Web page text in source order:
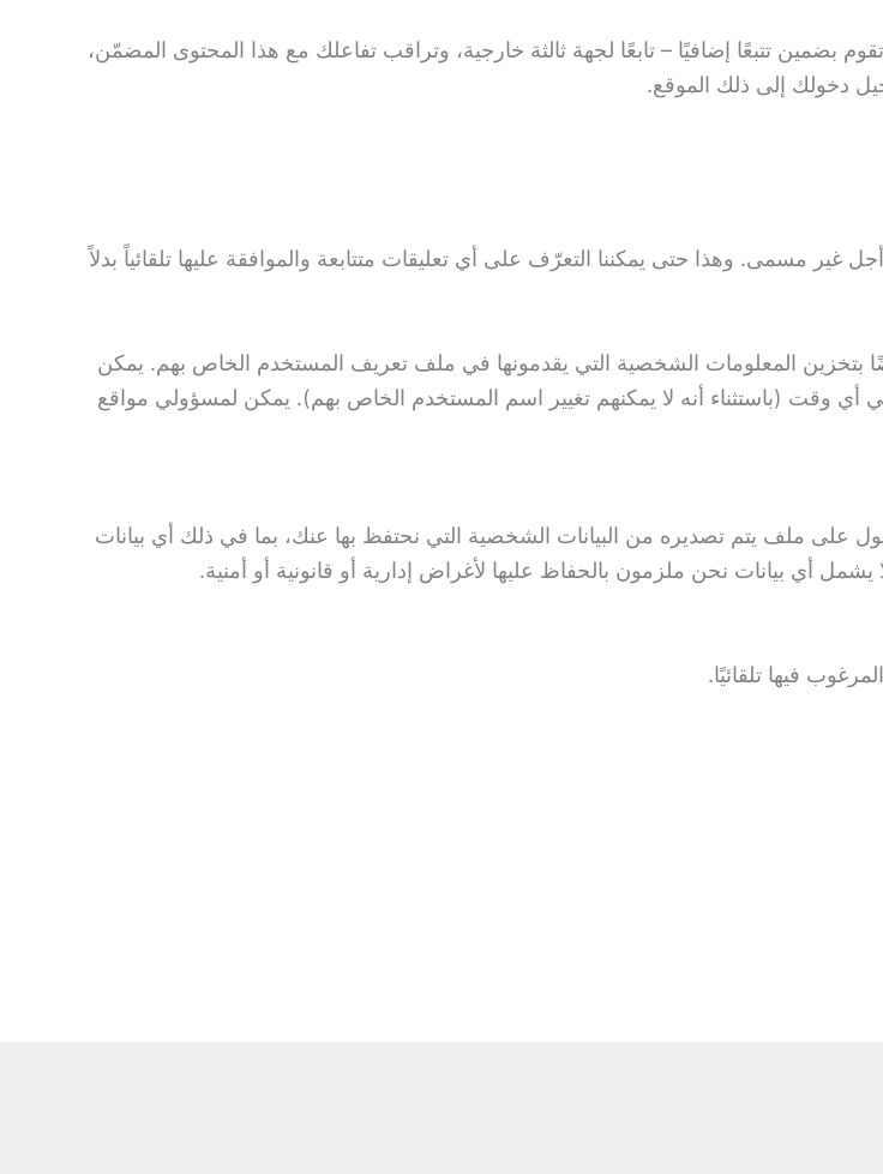
بضمين تتبعًا إضافيًا – تابعًا لجهة ثالثة خارجية، وتراقب تفاعلك مع هذا المحتوى المضمّن،
دخولك إلى ذلك الموقع.
غير مسمى. وهذا حتى يمكننا التعرّف على أي تعليقات متتابعة والموافقة عليها تلقائياً بدلاً
بتخزين المعلومات الشخصية التي يقدمونها في ملف تعريف المستخدم الخاص بهم. يمكن
أي وقت (باستثناء أنه لا يمكنهم تغيير اسم المستخدم الخاص بهم). يمكن لمسؤولي مواقع
ملف يتم تصديره من البيانات الشخصية التي نحتفظ بها عنك، بما في ذلك أي بيانات
أي بيانات نحن ملزمون بالحفاظ عليها لأغراض إدارية أو قانونية أو أمنية.
فيها تلقائيًا.